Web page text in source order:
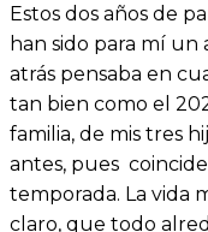
Estos dos años de
han sido para mí un
atrás pensaba en
tan bien como el
familia, de mis tres
antes, pues
temporada. La vida
claro, que todo